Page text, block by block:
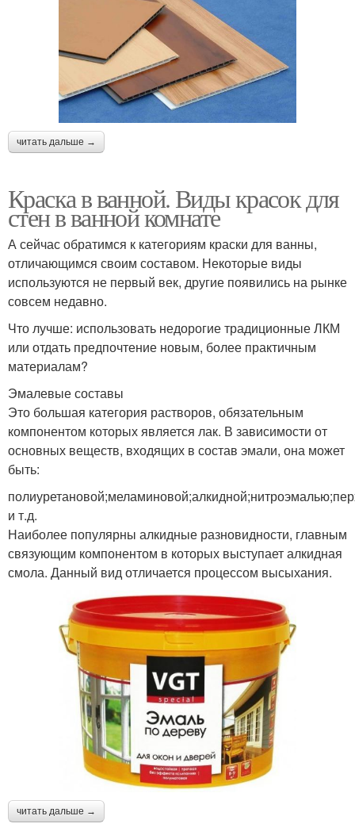
читать дальше →
Краска в ванной. Виды красок для
стен в ванной комнате
А сейчас обратимся к категориям краски для ванны,
отличающимся своим составом. Некоторые виды
используются не первый век, другие появились на рынке
совсем недавно.
Что лучше: использовать недорогие традиционные ЛКМ
или отдать предпочтение новым, более практичным
материалам?
Эмалевые составы
Это большая категория растворов, обязательным
компонентом которых является лак. В зависимости от
основных веществ, входящих в состав эмали, она может
быть:
и т.д.
Наиболее популярны алкидные разновидности, главным
связующим компонентом в которых выступает алкидная
смола. Данный вид отличается процессом высыхания.
читать дальше →